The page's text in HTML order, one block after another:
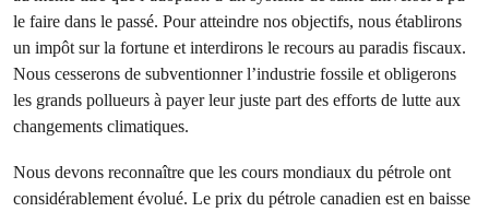
le faire dans le passé. Pour atteindre nos objectifs, nous établirons
un impôt sur la fortune et interdirons le recours au paradis fiscaux.
Nous cesserons de subventionner l’industrie fossile et obligerons
les grands pollueurs à payer leur juste part des efforts de lutte aux
changements climatiques.
Nous devons reconnaître que les cours mondiaux du pétrole ont
considérablement évolué. Le prix du pétrole canadien est en baisse